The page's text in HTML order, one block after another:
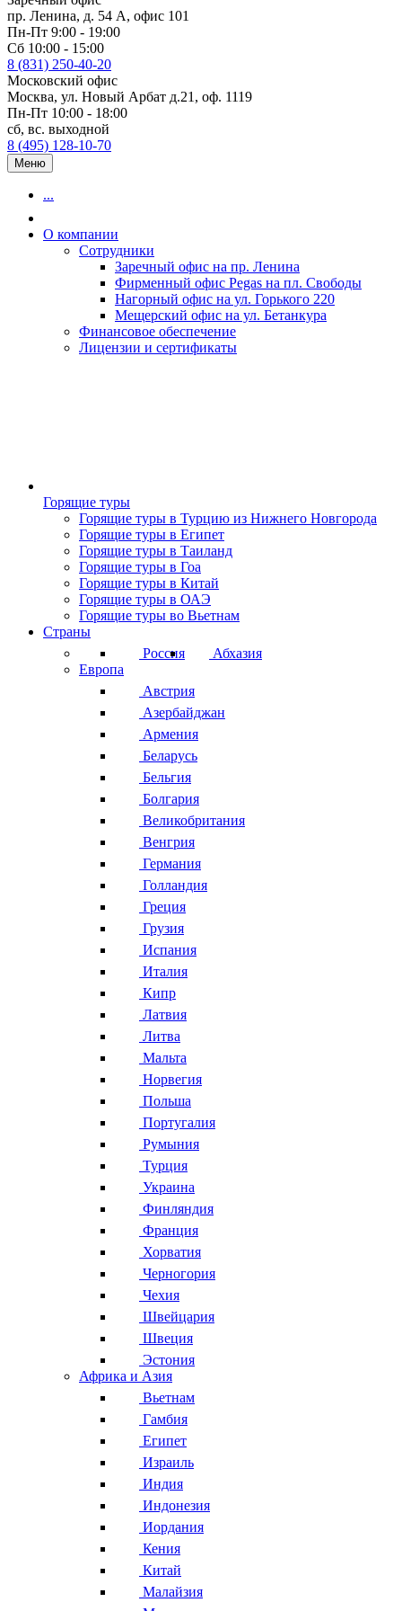
пр. Ленина, д. 54 А, офис 101
Пн-Пт 9:00 - 19:00
Сб 10:00 - 15:00
8 (831) 250-40-20
Московский офис
Москва, ул. Новый Арбат д.21, оф. 1119
Пн-Пт 10:00 - 18:00
сб, вс. выходной
8 (495) 128-10-70
Меню
...
О компании
Сотрудники
Заречный офис на пр. Ленина
Фирменный офис Pegas на пл. Свободы
Нагорный офис на ул. Горького 220
Мещерский офис на ул. Бетанкура
Финансовое обеспечение
Лицензии и сертификаты
Горящие туры
Горящие туры в Турцию из Нижнего Новгорода
Горящие туры в Египет
Горящие туры в Таиланд
Горящие туры в Гоа
Горящие туры в Китай
Горящие туры в ОАЭ
Горящие туры во Вьетнам
Страны
Россия
Абхазия
Европа
Австрия
Азербайджан
Армения
Беларусь
Бельгия
Болгария
Великобритания
Венгрия
Германия
Голландия
Греция
Грузия
Испания
Италия
Кипр
Латвия
Литва
Мальта
Норвегия
Польша
Португалия
Румыния
Турция
Украина
Финляндия
Франция
Хорватия
Черногория
Чехия
Швейцария
Швеция
Эстония
Африка и Азия
Вьетнам
Гамбия
Египет
Израиль
Индия
Индонезия
Иордания
Кения
Китай
Малайзия